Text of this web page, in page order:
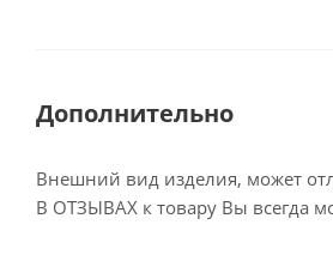
Дополнительно
Внешний вид изделия, может
В ОТЗЫВАХ к товару Вы всегда